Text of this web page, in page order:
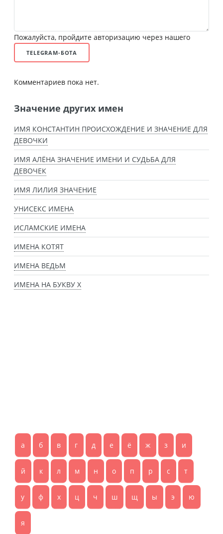
Пожалуйста, пройдите авторизацию через нашего
TELEGRAM-БОТА
Комментариев пока нет.
Значение других имен
ИМЯ КОНСТАНТИН ПРОИСХОЖДЕНИЕ И ЗНАЧЕНИЕ ДЛЯ
ДЕВОЧКИ
ИМЯ АЛЁНА ЗНАЧЕНИЕ ИМЕНИ И СУДЬБА ДЛЯ
ДЕВОЧЕК
ИМЯ ЛИЛИЯ ЗНАЧЕНИЕ
УНИСЕКС ИМЕНА
ИСЛАМСКИЕ ИМЕНА
ИМЕНА КОТЯТ
ИМЕНА ВЕДЬМ
ИМЕНА НА БУКВУ Х
а б в г д е ё ж з и
й к л м н о п р с т
у ф х ц ч ш щ ы э ю
я